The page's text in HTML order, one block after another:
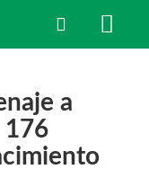
a
176